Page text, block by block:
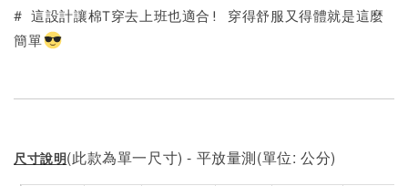
# 這設計讓棉T穿去上班也適合! 穿得舒服又得體就是這麼
簡單
尺寸說明(此款為單一尺寸) - 平放量測(單位: 公分)